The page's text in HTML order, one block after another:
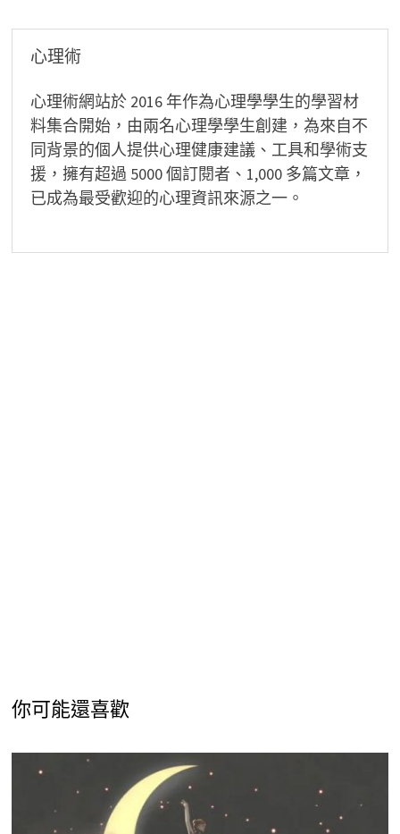
心理術
心理術網站於 2016 年作為心理學學生的學習材
料集合開始，由兩名心理學學生創建，為來自不
同背景的個人提供心理健康建議、工具和學術支
援，擁有超過 5000 個訂閱者、1,000 多篇文章，
已成為最受歡迎的心理資訊來源之一。
你可能還喜歡